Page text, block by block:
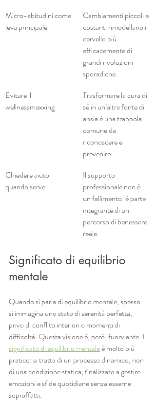
Micro-abitudini come
leva principale
Cambiamenti piccoli e
costanti rimodellano il
cervello più
efficacemente di
grandi rivoluzioni
sporadiche.
Evitare il
wellnessmaxxing
Trasformare la cura di
sé in un’altra fonte di
ansia è una trappola
comune da
riconoscere e
prevenire.
Chiedere aiuto
quando serve
Il supporto
professionale non è
un fallimento: è parte
integrante di un
percorso di benessere
reale.
Significato di equilibrio
mentale
Quando si parla di equilibrio mentale, spesso
si immagina uno stato di serenità perfetta,
privo di conflitti interiori o momenti di
difficoltà. Questa visione è, però, fuorviante. Il
significato di equilibrio mentale è molto più
pratico: si tratta di un processo dinamico, non
di una condizione statica, finalizzato a gestire
emozioni e sfide quotidiane senza esserne
sopraffatti.